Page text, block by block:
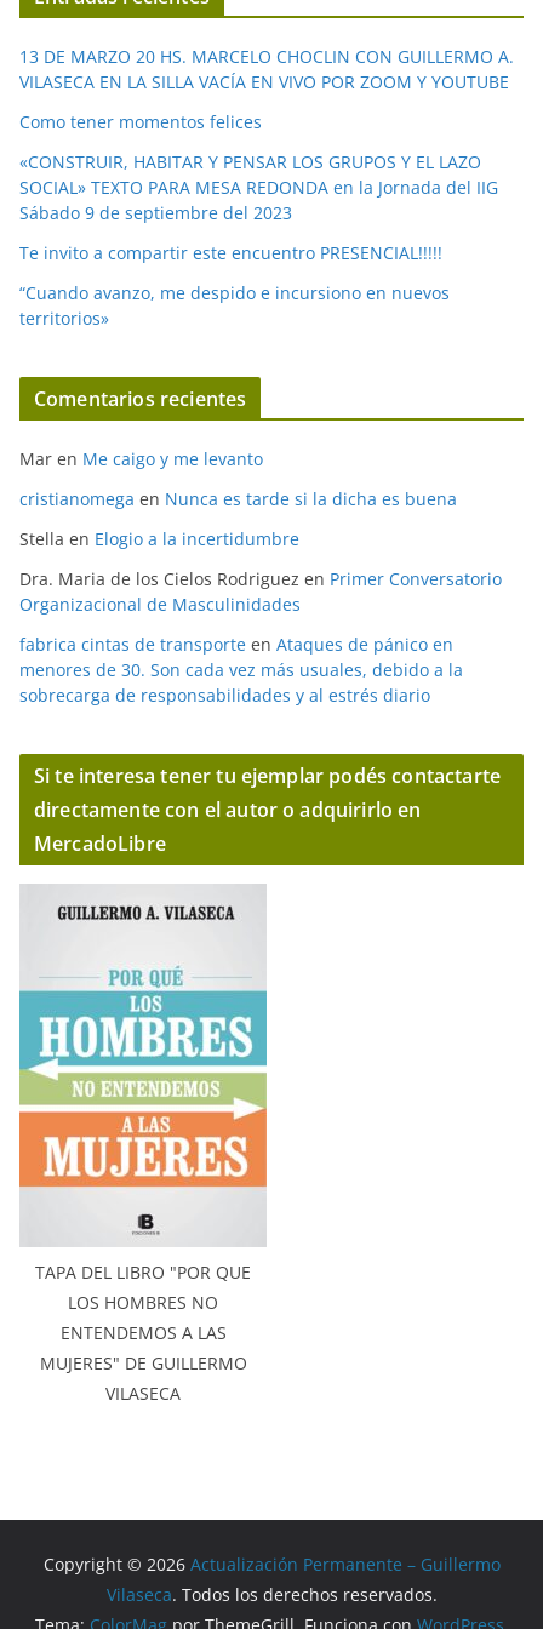
d
e
o
13 DE MARZO 20 HS. MARCELO CHOCLIN CON GUILLERMO A.
VILASECA EN LA SILLA VACÍA EN VIVO POR ZOOM Y YOUTUBE
Como tener momentos felices
«CONSTRUIR, HABITAR Y PENSAR LOS GRUPOS Y EL LAZO
SOCIAL» TEXTO PARA MESA REDONDA en la Jornada del IIG
Sábado 9 de septiembre del 2023
Te invito a compartir este encuentro PRESENCIAL!!!!!
“Cuando avanzo, me despido e incursiono en nuevos
territorios»
Comentarios recientes
Mar en Me caigo y me levanto
cristianomega en Nunca es tarde si la dicha es buena
Stella en Elogio a la incertidumbre
Dra. Maria de los Cielos Rodriguez en Primer Conversatorio
Organizacional de Masculinidades
fabrica cintas de transporte en Ataques de pánico en
menores de 30. Son cada vez más usuales, debido a la
sobrecarga de responsabilidades y al estrés diario
Si te interesa tener tu ejemplar podés contactarte
directamente con el autor o adquirirlo en
MercadoLibre
TAPA DEL LIBRO "POR QUE
LOS HOMBRES NO
ENTENDEMOS A LAS
MUJERES" DE GUILLERMO
VILASECA
Copyright © 2026 Actualización Permanente – Guillermo
Vilaseca. Todos los derechos reservados.